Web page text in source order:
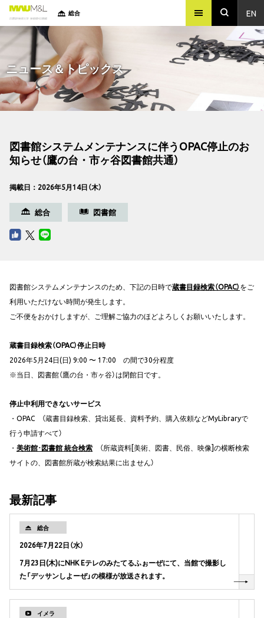
EN
総合
ニュース＆トピックス
図書館システムメンテナンスに伴うOPAC停止のお
知らせ（鷹の台・市ヶ谷図書館共通）
掲載日：2026年5月14日（木）
総合 図書館
図書館システムメンテナンスのため、下記の日時で蔵書目録検索（OPAC）をご
利用いただけない時間が発生します。
ご不便をおかけしますが、ご理解ご協力のほどよろしくお願いいたします。
蔵書目録検索（OPAC）停止日時
2026年5月24日(日) 9:00 〜 17:00 の間で30分程度
※当日、図書館（鷹の台・市ヶ谷）は閉館日です。
停止中利用できないサービス
・OPAC （蔵書目録検索、貸出延長、資料予約、購入依頼などMyLibraryで
行う申請すべて）
・ 美術館･図書館 統合検索 （所蔵資料[美術、図書、民俗、映像]の横断検索
サイトの、図書館所蔵が検索結果に出ません）
最新記事
総合
2026年7月22日（水）
7月23日(木)にNHK Eテレのみたてるふぉーぜにて、当館で撮影し
た「デッサンしよーぜ」の模様が放送されます。
イメラ